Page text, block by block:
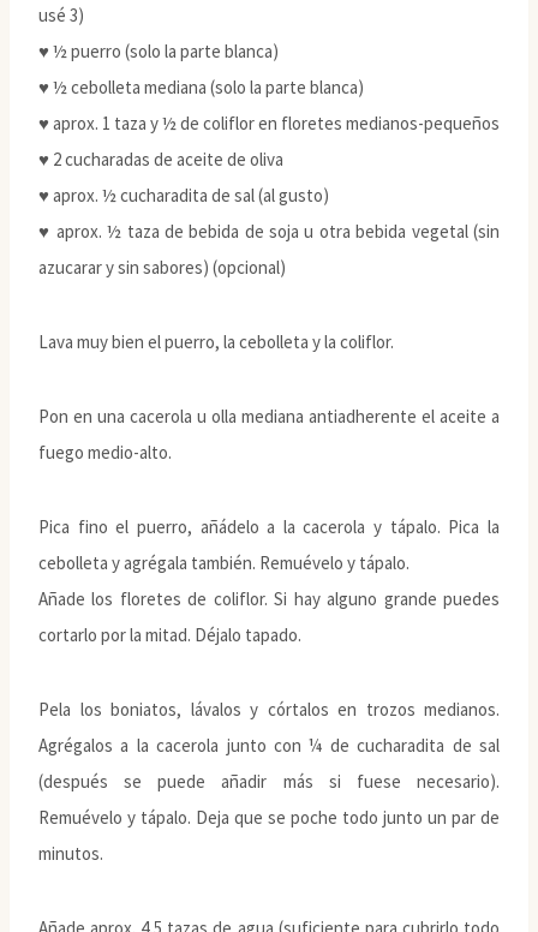
usé 3)
♥ ½ puerro (solo la parte blanca)
♥ ½ cebolleta mediana (solo la parte blanca)
♥ aprox. 1 taza y ½ de coliflor en floretes medianos-pequeños
♥ 2 cucharadas de aceite de oliva
♥ aprox. ½ cucharadita de sal (al gusto)
♥ aprox. ½ taza de bebida de soja u otra bebida vegetal (sin
azucarar y sin sabores) (opcional)
Lava muy bien el puerro, la cebolleta y la coliflor.
Pon en una cacerola u olla mediana antiadherente el aceite a
fuego medio-alto.
Pica fino el puerro, añádelo a la cacerola y tápalo. Pica la
cebolleta y agrégala también. Remuévelo y tápalo.
Añade los floretes de coliflor. Si hay alguno grande puedes
cortarlo por la mitad. Déjalo tapado.
Pela los boniatos, lávalos y córtalos en trozos medianos.
Agrégalos a la cacerola junto con ¼ de cucharadita de sal
(después se puede añadir más si fuese necesario).
Remuévelo y tápalo. Deja que se poche todo junto un par de
minutos.